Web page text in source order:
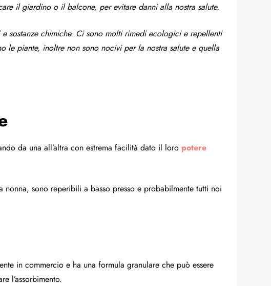
il giardino o il balcone, per evitare danni alla nostra salute.
sostanze chimiche. Ci sono molti rimedi ecologici e repellenti
le piante, inoltre non sono nocivi per la nostra salute e quella
da una all’altra con estrema facilità dato il loro potere
sono reperibili a basso presso e probabilmente tutti noi
in commercio e ha una formula granulare che può essere
l’assorbimento.